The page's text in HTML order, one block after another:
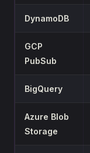
DynamoDB
GCP
PubSub
BigQuery
Azure Blob
Storage